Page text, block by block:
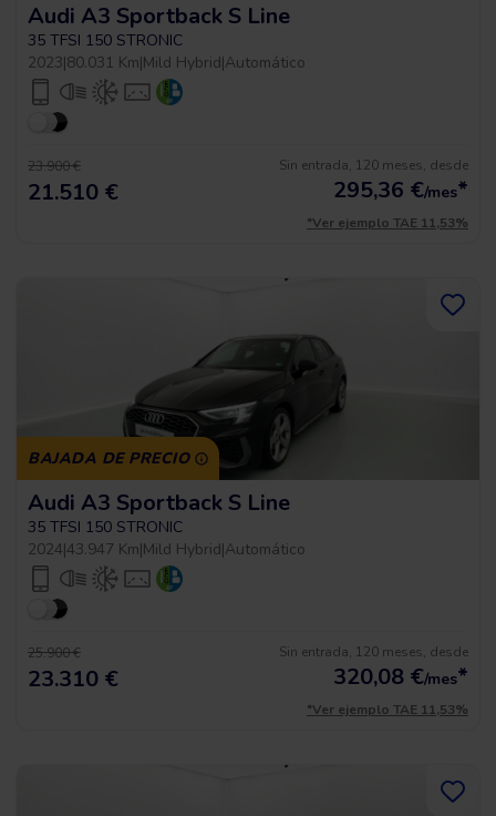
Audi A3 Sportback S Line
35 TFSI 150 STRONIC
2023|80.031 Km|Mild Hybrid|Automático
23.900 €
21.510 €
Sin entrada, 120 meses, desde
295,36 €/mes*
*Ver ejemplo TAE 11,53%
BAJADA DE PRECIO
Audi A3 Sportback S Line
35 TFSI 150 STRONIC
2024|43.947 Km|Mild Hybrid|Automático
25.900 €
23.310 €
Sin entrada, 120 meses, desde
320,08 €/mes*
*Ver ejemplo TAE 11,53%